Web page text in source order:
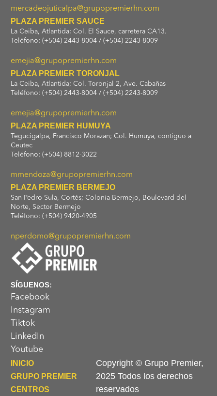
mercadeojuticalpa@grupopremierhn.com
PLAZA PREMIER SAUCE
La Ceiba, Atlantida; Col. El Sauce, carretera CA13.
Teléfono: (+504) 2443-8004 / (+504) 2243-8009
emejia@grupopremierhn.com
PLAZA PREMIER TORONJAL
La Ceiba, Atlantida; Col. Toronjal 2, Ave. Cabañas
Teléfono: (+504) 2443-8004 / (+504) 2243-8009
emejia@grupopremierhn.com
PLAZA PREMIER HUMUYA
Tegucigalpa, Francisco Morazan; Col. Humuya, contiguo a
Ceutec
Teléfono: (+504) 8812-3022
mmendoza@grupopremierhn.com
PLAZA PREMIER BERMEJO
San Pedro Sula, Cortés; Colonia Bermejo, Boulevard del
Norte, Sector Bermejo
Teléfono: (+504) 9420-4905
nperdomo@grupopremierhn.com
SÍGUENOS:
Facebook
Instagram
Tiktok
LinkedIn
Youtube
INICIO
GRUPO PREMIER
CENTROS
Copyright © Grupo Premier,
2025 Todos los derechos
reservados